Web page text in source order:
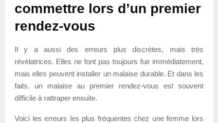
commettre lors d’un premier
rendez-vous
Il y a aussi des erreurs plus discrètes, mais très
révélatrices. Elles ne font pas toujours fuir immédiatement,
mais elles peuvent installer un malaise durable. Et dans les
faits, un malaise au premier rendez-vous est souvent
difficile à rattraper ensuite.
Voici les erreurs les plus fréquentes chez une femme lors